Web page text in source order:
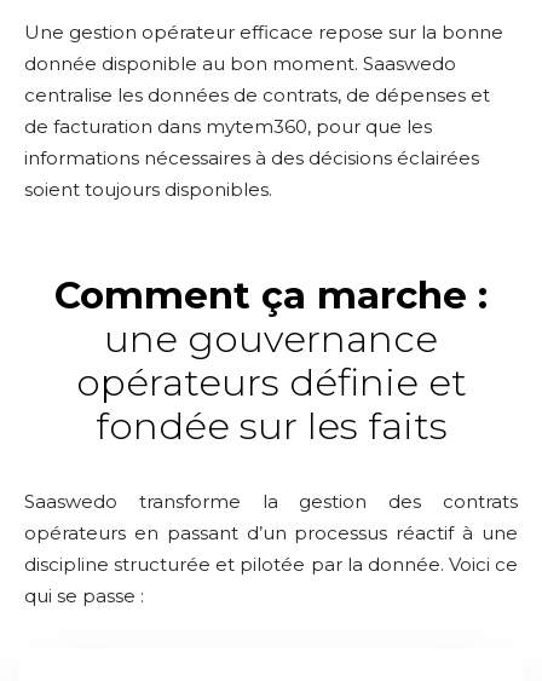
Une gestion opérateur efficace repose sur la bonne
donnée disponible au bon moment. Saaswedo
centralise les données de contrats, de dépenses et
de facturation dans mytem360, pour que les
informations nécessaires à des décisions éclairées
soient toujours disponibles.
Comment ça marche :
une gouvernance
opérateurs définie et
fondée sur les faits
Saaswedo transforme la gestion des contrats
opérateurs en passant d’un processus réactif à une
discipline structurée et pilotée par la donnée. Voici ce
qui se passe :